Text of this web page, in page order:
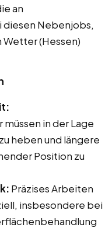
an
Nebenjobs,
(Hessen)
in der Lage
heben und längere
Position zu
Präzises Arbeiten
insbesondere bei